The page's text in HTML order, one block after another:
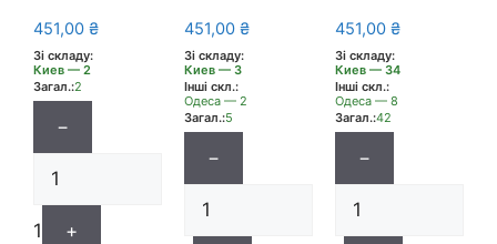
451,00 ₴
Зі складу:
Киев — 2
Загал.:2
−
1 +
451,00 ₴
Зі складу:
Киев — 3
Інші скл.:
Одеса — 2
Загал.:5
−
451,00 ₴
Зі складу:
Киев — 34
Інші скл.:
Одеса — 8
Загал.:42
−